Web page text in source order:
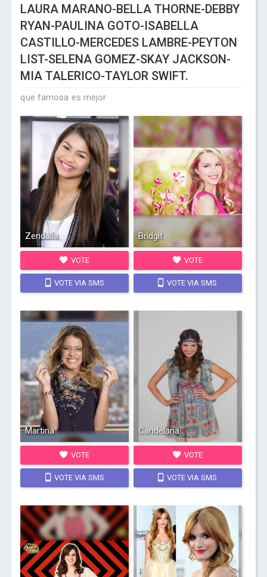
LAURA MARANO-BELLA THORNE-DEBBY
RYAN-PAULINA GOTO-ISABELLA
CASTILLO-MERCEDES LAMBRE-PEYTON
LIST-SELENA GOMEZ-SKAY JACKSON-
MIA TALERICO-TAYLOR SWIFT.
que famosa es mejor
Zendalla
VOTE
VOTE VIA SMS
Bridgit
VOTE
VOTE VIA SMS
Martina
VOTE
VOTE VIA SMS
Candelaria
VOTE
VOTE VIA SMS